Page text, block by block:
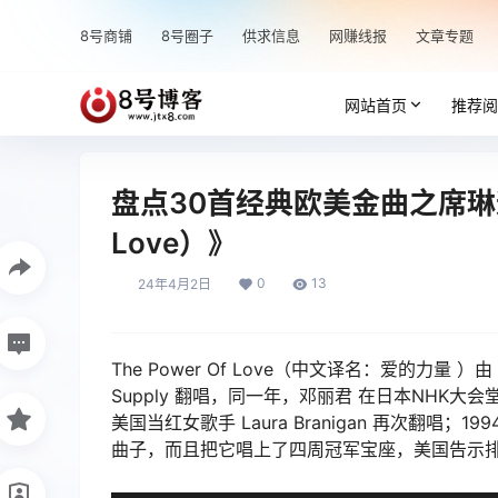
8号商铺 8号圈子 供求信息 网赚线报 文章专题
网站首页 推荐
盘点30首经典欧美金曲之席
Love）》
24年4月2日 0 13
The Power Of Love（中文译名：爱的力量 ）
Supply 翻唱，同一年，邓丽君 在日本NHK大会
美国当红女歌手 Laura Branigan 再次翻唱；
曲子，而且把它唱上了四周冠军宝座，美国告示